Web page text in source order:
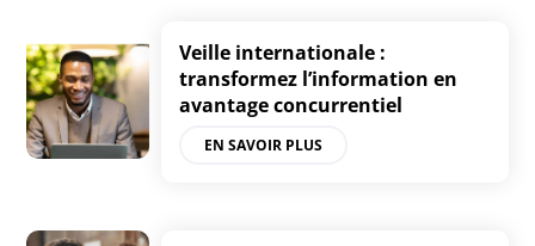
Veille internationale :
transformez l’information en
avantage concurrentiel
EN SAVOIR PLUS